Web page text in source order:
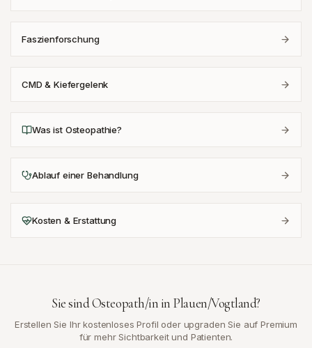
Faszienforschung
CMD & Kiefergelenk
Was ist Osteopathie?
Ablauf einer Behandlung
Kosten & Erstattung
Sie sind Osteopath/in in Plauen/Vogtland?
Erstellen Sie Ihr kostenloses Profil oder upgraden Sie auf Premium
für mehr Sichtbarkeit und Patienten.